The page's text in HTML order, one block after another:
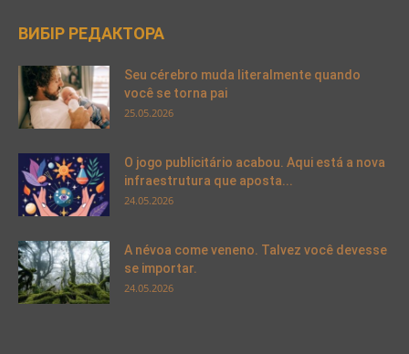
ВИБІР РЕДАКТОРА
Seu cérebro muda literalmente quando
você se torna pai
25.05.2026
O jogo publicitário acabou. Aqui está a nova
infraestrutura que aposta...
24.05.2026
A névoa come veneno. Talvez você devesse
se importar.
24.05.2026